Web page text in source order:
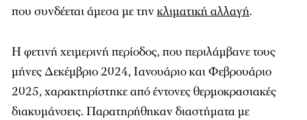
που συνδέεται άμεσα με τηνκλιματική αλλαγή.
Η φετινή χειμερινή περίοδος, που περιλάμβανε τους
μήνες Δεκέμβριο 2024, Ιανουάριο και Φεβρουάριο
2025, χαρακτηρίστηκε από έντονες θερμοκρασιακές
διακυμάνσεις. Παρατηρήθηκαν διαστήματα με